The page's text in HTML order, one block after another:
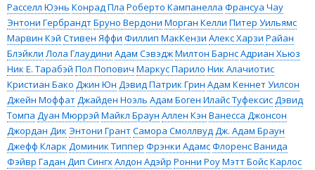
Расселл Юэнь Конрад Пла Роберто Кампанелла Франсуа Чау
Энтони ГербрандтБруно Вердони Морган Келли Питер Уильямс
Марвин Кэй Стивен Яффи Филлип МакКензи Алекс Харзи Райан
Блэйкли Лола Глаудини Адам СэвэджМилтон БарнсАдриан Хьюз
Ник Е. Тарабэй Пол Попович Маркус Парило Ник Алачиотис
Кристиан Бако Джин Юн Дэвид Патрик Грин Адам Кеннет Уилсон
Джейн МоффатДжайден Ноэль Адам Боген Илайс ТуфексисДэвид
Томпа Дуан Мюррэй Майкл Браун Аллен Кэн Ванесса Джонсон
Джордан Дик Энтони ГрантСамора СмоллвудДж. Адам Браун
Джефф Кларк Доминик Типпер Фрэнки АдамсФлоренс Ванида
Фэйвр Гадан Дип СингхАлдон Адэйр Ронни РоуМэтт БойсКарлос